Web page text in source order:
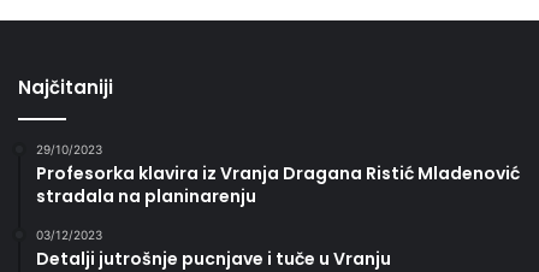
Najčitaniji
29/10/2023
Profesorka klavira iz Vranja Dragana Ristić Mladenović
stradala na planinarenju
03/12/2023
Detalji jutrošnje pucnjave i tuče u Vranju